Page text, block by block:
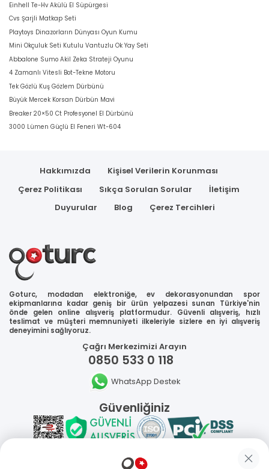
Einhell Te-Hv Akülü El Süpürgesi
Cvs Şarjli Matkap Seti
Playtoys Dinazorların Dünyası Oyun Kumu
Mini Okçuluk Seti Kutulu Vantuzlu Ok Yay Seti
Abbalone Sumo Akil Zeka Strateji Oyunu
4 Zamanlı Vitesli Bot-Tekne Motoru
Tek Gözlü Kuş Gözlem Dürbünü
Büyük Mercek Korsan Dürbün Mavi
Breaker 20×50 Ct Profesyonel El Dürbünü
3000 Lümen Güçlü El Feneri Wt-604
Hakkımızda
Kişisel Verilerin Korunması
Çerez Politikası
Sıkça Sorulan Sorular
İletişim
Duyurular
Blog Çerez Tercihleri
Goturc, modadan elektroniğe, ev dekorasyonundan spor
ekipmanlarına kadar geniş bir ürün yelpazesi sunan Türkiye'nin
önde gelen online alışveriş platformudur. Güvenli alışveriş, hızlı
teslimat ve müşteri memnuniyeti ilkeleriyle sizlere en iyi alışveriş
deneyimini sağlıyoruz.
Çağrı Merkezimizi Arayın
0850 533 0 118
WhatsApp Destek
Güvenliğiniz
Sosyal Medya